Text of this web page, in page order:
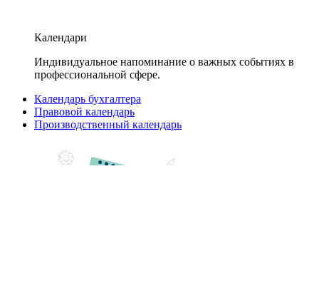
Календари
Индивидуальное напоминание о важных событиях в
профессиональной сфере.
Календарь бухгалтера
Правовой календарь
Производственный календарь